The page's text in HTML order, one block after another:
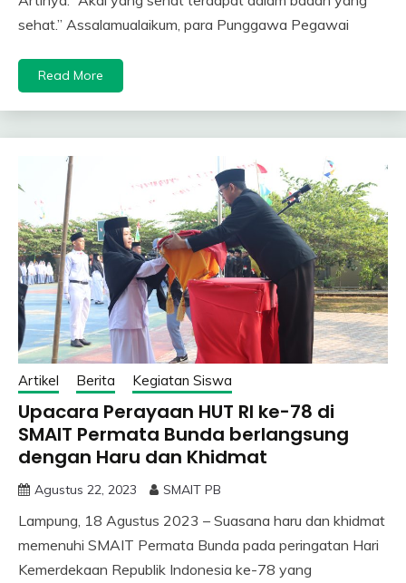
sehat.” Assalamualaikum, para Punggawa Pegawai
Read More
Artikel Berita Kegiatan Siswa
Upacara Perayaan HUT RI ke-78 di
SMAIT Permata Bunda berlangsung
dengan Haru dan Khidmat
Agustus 22, 2023 SMAIT PB
Lampung, 18 Agustus 2023 – Suasana haru dan khidmat
memenuhi SMAIT Permata Bunda pada peringatan Hari
Kemerdekaan Republik Indonesia ke-78 yang